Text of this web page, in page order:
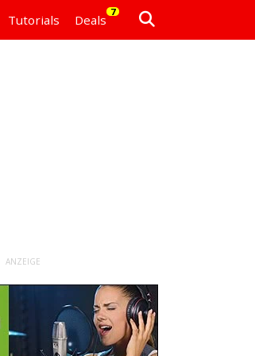
Tutorials Deals
7
ANZEIGE